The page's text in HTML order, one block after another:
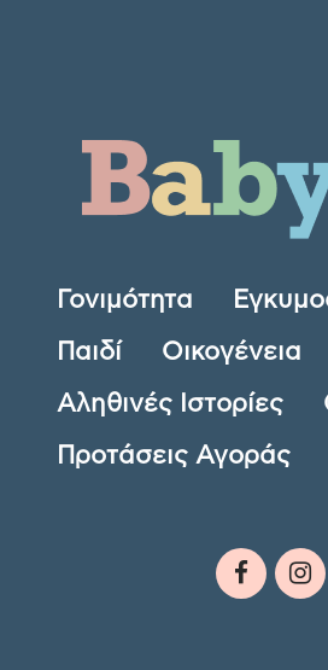
Γονιμότητα
Παιδί Οικογένεια
Αληθινές Ιστορίες
Προτάσεις Αγοράς